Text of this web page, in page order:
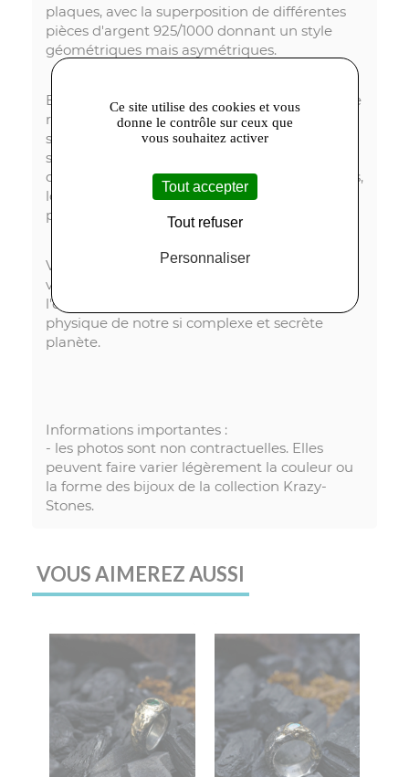
plaques, avec la superposition de différentes
pièces d'argent 925/1000 donnant un style
géométriques mais asymétriques.
Enfin pour d'autres pièces, toutes uniques je le
rappelle, l'on trouve un référence à la
spéléologie, plus spécifiquement aux
stalactites et stalagmites, naissant et évoluant
dans les grottes. Leurs formes sont irrégulières,
longilignes, et parfois elles semblent se réunir
pour former des colonnes.
Vous l'avez comprisGeologic Collection
voyage visuel, style brut, très marqué où
l'esthétique des bijoux souligne l'histoire
physique de notre si complexe et secrète
planète.
Informations importantes :
- les photos sont non contractuelles. Elles
peuvent faire varier légèrement la couleur ou
la forme des bijoux de la collection Krazy-
Stones.
VOUS AIMEREZ AUSSI
Ce site utilise des cookies et vous
donne le contrôle sur ceux que
vous souhaitez activer
Tout accepter
Tout refuser
Personnaliser